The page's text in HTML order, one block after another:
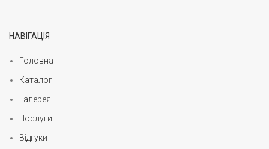
НАВІГАЦІЯ
Головна
Каталог
Галерея
Послуги
Відгуки